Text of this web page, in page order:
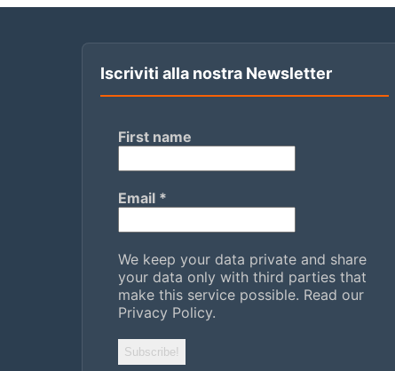
Iscriviti alla nostra Newsletter
First name
Email *
We keep your data private and share
your data only with third parties that
make this service possible. Read our
Privacy Policy.